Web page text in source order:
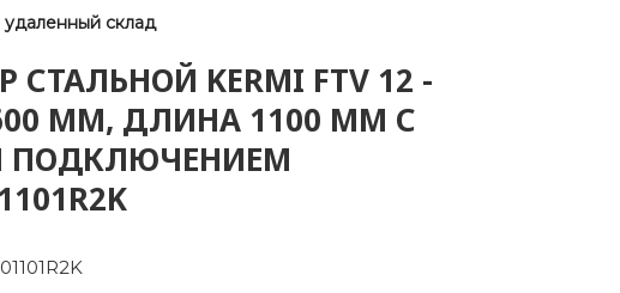
удаленный склад
СТАЛЬНОЙ KERMI FTV 12 -
ММ, ДЛИНА 1100 ММ С